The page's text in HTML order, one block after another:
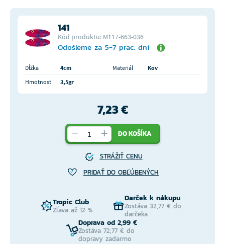
141
Kód produktu: M117-663-036
Odošleme za 5-7 prac. dní
Dĺžka 4cm Materiál
Kov
Hmotnosť
3,5gr
7,23 €
DO KOŠÍKA
STRÁŽIŤ CENU
PRIDAŤ DO OBĽÚBENÝCH
Tropic Club
Zľava až 12 %
Darček k nákupu
Zostáva 32,77 € do
darčeka
Doprava od 2,99 €
Zostáva 72,77 € do
dopravy zadarmo